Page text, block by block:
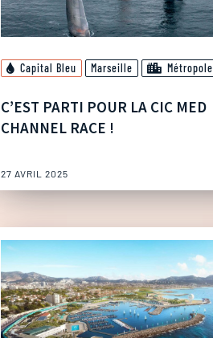
Capital Bleu Marseille Métropole
C’EST PARTI POUR LA CIC MED
CHANNEL RACE !
27 AVRIL 2025